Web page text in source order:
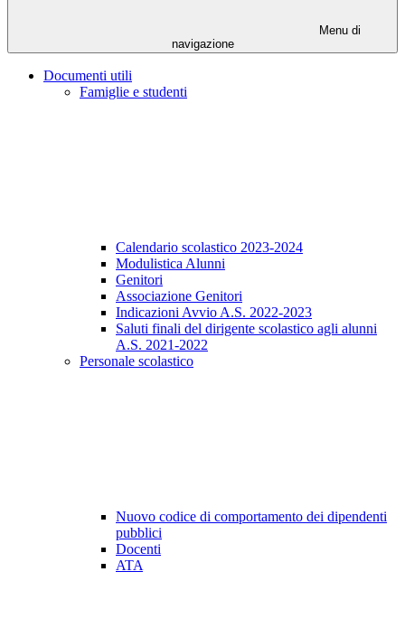
Menu di
navigazione
Documenti utili
Famiglie e studenti
Calendario scolastico 2023-2024
Modulistica Alunni
Genitori
Associazione Genitori
Indicazioni Avvio A.S. 2022-2023
Saluti finali del dirigente scolastico agli alunni
A.S. 2021-2022
Personale scolastico
Nuovo codice di comportamento dei dipendenti
pubblici
Docenti
ATA